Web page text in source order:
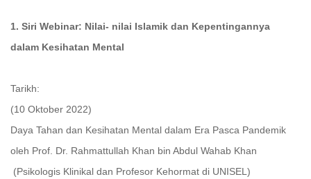
1. Siri Webinar: Nilai- nilai Islamik dan Kepentingannya
dalam Kesihatan Mental
Tarikh:
(10 Oktober 2022)
Daya Tahan dan Kesihatan Mental dalam Era Pasca Pandemik
oleh Prof. Dr. Rahmattullah Khan bin Abdul Wahab Khan
(Psikologis Klinikal dan Profesor Kehormat di UNISEL)